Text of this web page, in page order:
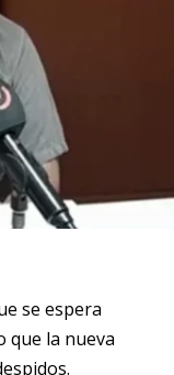
se espera
que la nueva